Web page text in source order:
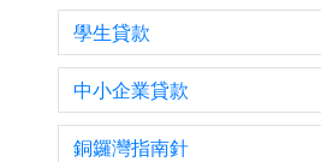
學生貸款
中小企業貸款
銅鑼灣指南針